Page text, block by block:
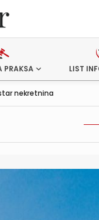
PRAKSA LIST
nekretnina